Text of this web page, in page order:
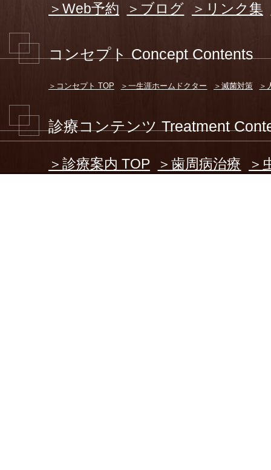
＞Web予約
＞ブログ ＞リンク集
コンセプト Concept Contents
＞コンセプト TOP ＞一生涯ホームドクター ＞滅菌対策 ＞
診療コンテンツ Treatment
＞診療案内 TOP ＞歯周病治療
＞